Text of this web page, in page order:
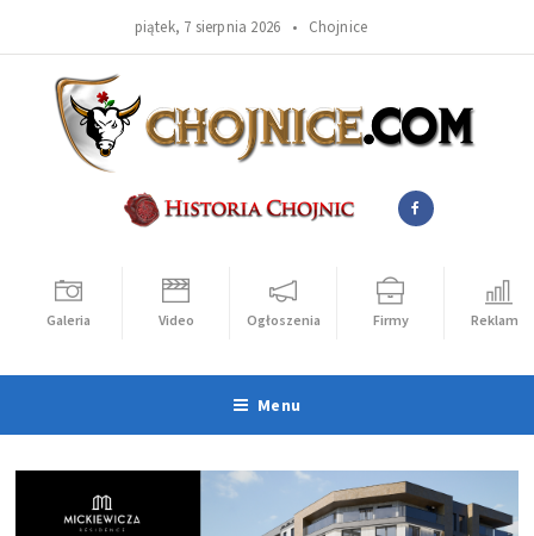
piątek, 7 sierpnia 2026 • Chojnice
Galeria Video Ogłoszenia Firmy Reklama
Menu